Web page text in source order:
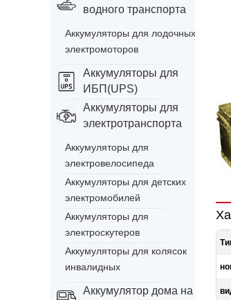
водного транспорта
Аккумуляторы для лодочных
электромоторов
Аккумуляторы для
ИБП(UPS)
Аккумуляторы для
электротранспорта
Аккумуляторы для
электровелосипеда
Аккумуляторы для детских
электромобилей
Аккумуляторы для
электроскутеров
Аккумуляторы для колясок
инвалидных
Аккумулятор дома на